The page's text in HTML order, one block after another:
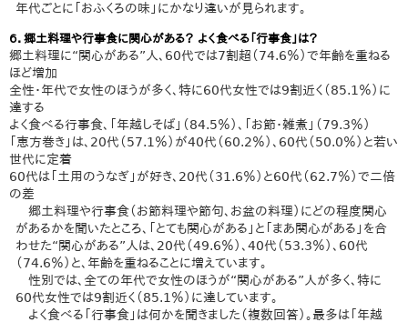
年代ごとに「おふくろの味」にかなり違いが見られます。
６．郷土料理や行事食に関心がある？ よく食べる「行事食」は？
郷土料理に“関心がある”人、60代では7割超（74.6％）で年齢を重ねる
ほど増加
全性・年代で女性のほうが多く、特に60代女性では9割近く（85.1％）に
達する
よく食べる行事食、「年越しそば」（84.5％）、「お節・雑煮」（79.3％）
「恵方巻き」は、20代（57.1％）が40代（60.2％）、60代（50.0％）と若い
世代に定着
60代は「土用のうなぎ」が好き、20代（31.6％）と60代（62.7％）で二倍
の差
郷土料理や行事食（お節料理や節句、お盆の料理）にどの程度関心
があるかを聞いたところ、「とても関心がある」と「まあ関心がある」を合
わせた“関心がある”人は、20代（49.6％）、40代（53.3％）、60代
（74.6％）と、年齢を重ねることに増えています。
性別では、全ての年代で女性のほうが“関心がある”人が多く、特に
60代女性では9割近く（85.1％）に達しています。
よく食べる「行事食」は何かを聞きました（複数回答）。最多は「年越